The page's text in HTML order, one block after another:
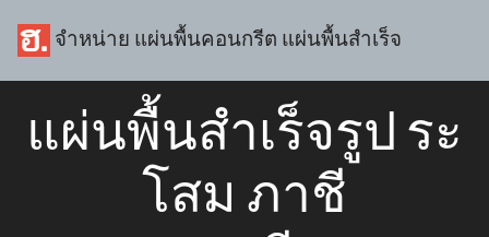
จำหน่าย แผ่นพื้นคอนกรีต แผ่นพื้นสำเร็จ
แผ่นพื้นสำเร็จรูป ระ
โสม ภาชี